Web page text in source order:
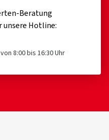
Beratung
unsere Hotline:
8:00 bis 16:30 Uhr